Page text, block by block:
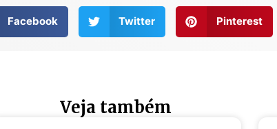
Facebook Twitter Pinterest
Veja também